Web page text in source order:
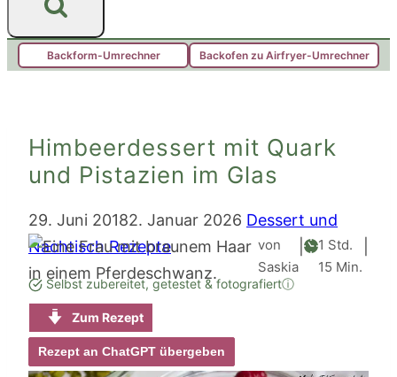
Backform-Umrechner Backofen zu Airfryer-Umrechner
Himbeerdessert mit Quark
und Pistazien im Glas
29. Juni 20182. Januar 2026 Dessert und
Nachtisch Rezepte
von
Saskia
1 Stunde
Std.
15Minuten
Min.
Selbst zubereitet, getestet & fotografiertⓘ
Zum Rezept
Rezept an ChatGPT übergeben